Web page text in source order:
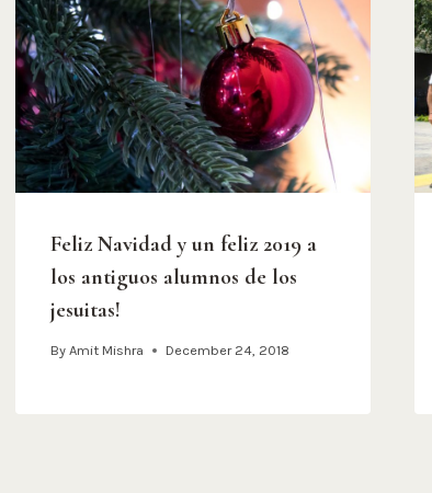
Feliz Navidad y un feliz 2019 a
los antiguos alumnos de los
jesuitas!
By Amit Mishra December 24, 2018